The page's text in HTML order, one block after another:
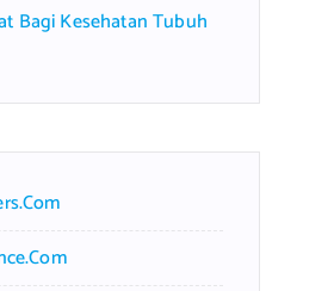
Bagi Kesehatan Tubuh